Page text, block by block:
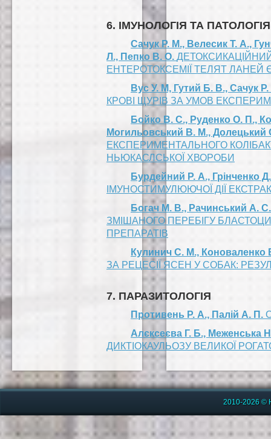
6. ІМУНОЛОГІЯ ТА ПАТОЛОГІЯ
Сачук Р. М., Велесик Т. А.,
Л., Пепко В. О.
ЕНТЕРОТОКСЕМІЇ ТЕЛЯТ
Вус У. М, Гутий Б. В., Сачук
КРОВІ ЩУРІВ ЗА УМОВ
Бойко В. С., Руденко О. П.,
Могильовський В. М.,
ЕКСПЕРИМЕНТАЛЬНОГО
НЬЮКАСЛСЬКОЇ ХВОРОБИ
Бурдейний Р. А., Грінченко
ІМУНОСТИМУЛЮЮЧОЇ ДІЇ
Богач М. В., Рачинський А.
ЗМІШАНОГО ПЕРЕБІГУ
ПРЕПАРАТІВ
Кулинич С. М., Коноваленко
ЗА РЕЦЕСІЇ ЯСЕН У СОБАК:
7. ПАРАЗИТОЛОГІЯ
Противень Р. А., Палій А. П.
Алєксеєва Г. Б., Меженська
ДИКТІОКАУЛЬОЗУ ВЕЛИКОЇ
2010-2026 ©